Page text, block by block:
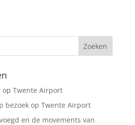
Twente Airport
bezoek op Twente Airport
en de movements van